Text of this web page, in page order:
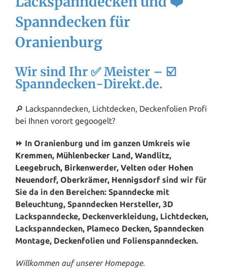
Spanndecken für
Oranienburg
Wir sind Ihr ✅ Meister – ☑️
Spanndecken-Direkt.de.
🔎 Lackspanndecken, Lichtdecken, Deckenfolien Profi
bei Ihnen vorort gegoogelt?
⏩ In Oranienburg und im ganzen Umkreis wie
Kremmen, Mühlenbecker Land, Wandlitz,
Leegebruch, Birkenwerder, Velten oder Hohen
Neuendorf, Oberkrämer, Hennigsdorf sind wir für
Sie da in den Bereichen: Spanndecke mit
Beleuchtung, Spanndecken Hersteller, 3D
Lackspanndecke, Deckenverkleidung, Lichtdecken,
Lackspanndecken, Plameco Decken, Spanndecken
Montage, Deckenfolien und Folienspanndecken.
Willkommen auf unserer Homepage.